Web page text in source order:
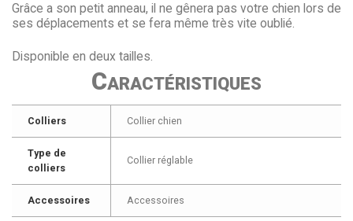
Grâce a son petit anneau, il ne gênera pas votre chien lors de
ses déplacements et se fera même très vite oublié.
Disponible en deux tailles.
Caractéristiques
Colliers Collier chien
Type de
colliers
Collier réglable
Accessoires Accessoires